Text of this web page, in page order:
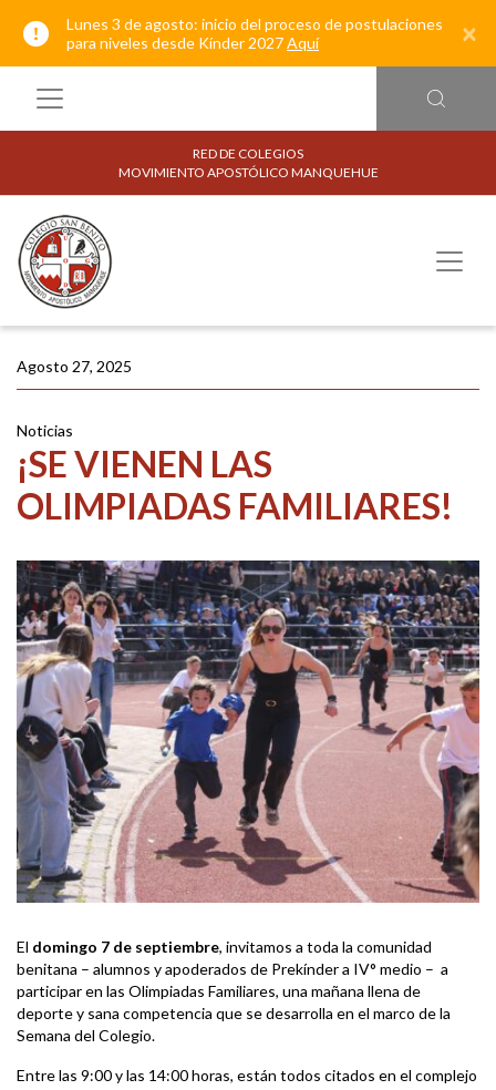
Lunes 3 de agosto: inicio del proceso de postulaciones
para niveles desde Kínder 2027Aquí ×
RED DE COLEGIOS
MOVIMIENTO APOSTÓLICO MANQUEHUE
Agosto 27, 2025
Noticias
¡SE VIENEN LAS
OLIMPIADAS FAMILIARES!
El domingo 7 de septiembre, invitamos a toda la comunidad
benitana – alumnos y apoderados de Prekínder a IV° medio – a
participar en las Olimpiadas Familiares, una mañana llena de
deporte y sana competencia que se desarrolla en el marco de la
Semana del Colegio.
Entre las 9:00 y las 14:00 horas, están todos citados en el complejo